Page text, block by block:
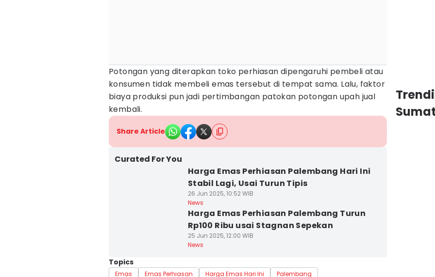
Potongan yang diterapkan toko perhiasan dipengaruhi pembeli atau
konsumen tidak membeli emas tersebut di tempat sama. Lalu, faktor
biaya produksi pun jadi pertimbangan patokan potongan upah jual
kembali.
Share Article
Curated For You
Harga Emas Perhiasan Palembang Hari Ini
Stabil Lagi, Usai Turun Tipis
26 Jun 2025, 10:52 WIB
News
Harga Emas Perhiasan Palembang Turun
Rp100 Ribu usai Stagnan Sepekan
25 Jun 2025, 12:00 WIB
News
Topics
Emas Emas Perhiasan Harga Emas Hari Ini Palembang